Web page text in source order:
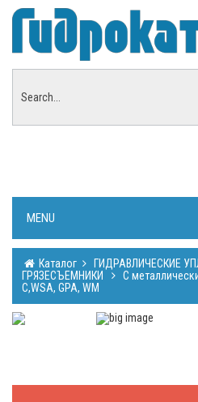
MENU
Каталог
ГИДРАВЛИЧЕСКИЕ
ГРЯЗЕСЪЕМНИКИ
C
С,WSA, GPA, WM